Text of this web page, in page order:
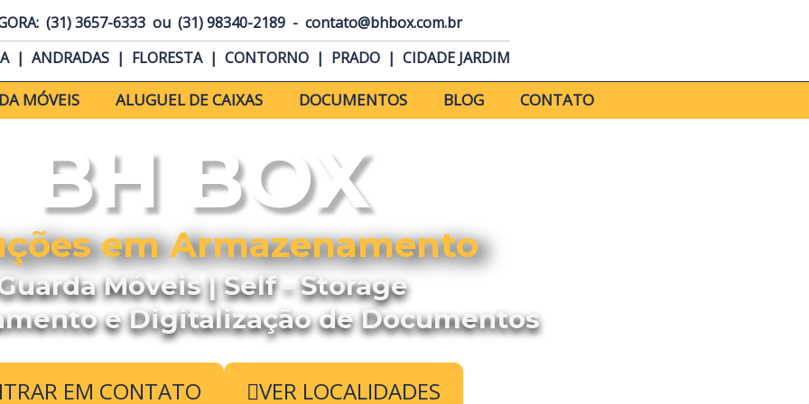
(31) 3657-6333 ou (31) 98340-2189 - contato@bhbox.com.br
| ANDRADAS | FLORESTA| CONTORNO | PRADO | CIDADE JARDIM
MÓVEIS ALUGUEL DE CAIXAS DOCUMENTOS BLOG CONTATO
BH BOX
em Armazenamento
Móveis | Self - Storage
e Digitalização de Documentos
EM CONTATO VER LOCALIDADES